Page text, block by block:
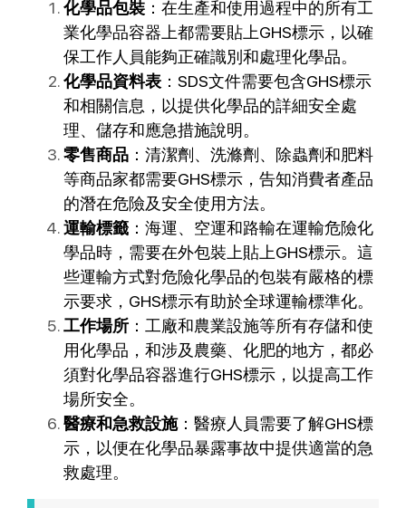
化學品包裝 ：在生產和使用過程中的所有工
業化學品容器上都需要貼上GHS標示，以確
保工作人員能夠正確識別和處理化學品。
化學品資料表 ：SDS文件需要包含GHS標示
和相關信息，以提供化學品的詳細安全處
理、儲存和應急措施說明。
零售商品 ：清潔劑、洗滌劑、除蟲劑和肥料
等商品家都需要GHS標示，告知消費者產品
的潛在危險及安全使用方法。
運輸標籤 ：海運、空運和路輸在運輸危險化
學品時，需要在外包裝上貼上GHS標示。這
些運輸方式對危險化學品的包裝有嚴格的標
示要求，GHS標示有助於全球運輸標準化。
工作場所 ：工廠和農業設施等所有存儲和使
用化學品，和涉及農藥、化肥的地方，都必
須對化學品容器進行GHS標示，以提高工作
場所安全。
醫療和急救設施：醫療人員需要了解GHS標
示，以便在化學品暴露事故中提供適當的急
救處理。